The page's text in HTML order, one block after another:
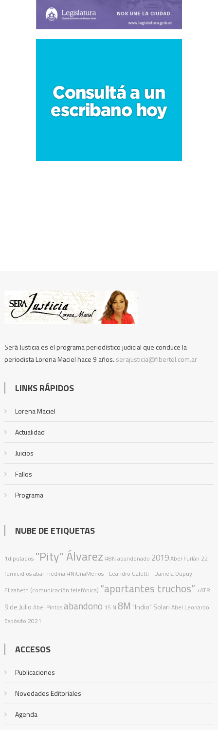
Será Justicia es el programa periodístico judicial que conduce la
periodista Lorena Maciel hace 9 años. serajusticia@fibertel.com.ar
LINKS RÁPIDOS
Lorena Maciel
Actualidad
Juicios
Fallos
Programa
NUBE DE ETIQUETAS
1diputados "Pity" Álvarez #8N abandonado 2019Abel Furlán 22
femicidiosabal medina #NiUnaMenos - Leandro Galetti - Daniela Dupuy -
Elizabeth (comunicación telefónica) “aportantes truchos” +ATR
9 de Julio Abel Pintosabandono 15 N 8M "Indio" Solari Abel Leonardo
Espósito 2021
ACCESOS
Publicaciones
Novedades Editoriales
Agenda